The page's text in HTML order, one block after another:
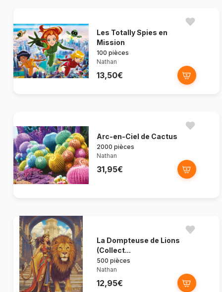
Les Totally Spies en
Mission
100 pièces
Nathan
13,50€
Arc-en-Ciel de Cactus
2000 pièces
Nathan
31,95€
La Dompteuse de Lions
(Collect...
500 pièces
Nathan
12,95€